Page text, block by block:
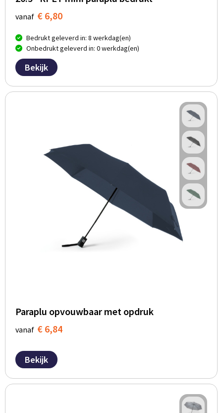
vanaf € 6,80
Bedrukt geleverd in: 8 werkdag(en)
Onbedrukt geleverd in: 0 werkdag(en)
Bekijk
Paraplu opvouwbaar met opdruk
vanaf € 6,84
Bekijk